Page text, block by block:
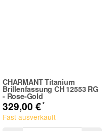
CHARMANT Titanium
Brillenfassung CH 12553 RG
- Rose-Gold
329,00 €*
Fast ausverkauft